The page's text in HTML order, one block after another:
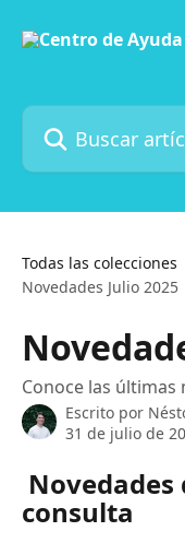
Buscar artículos...
Todas las colecciones
Novedades Julio 2025
Conoce las
Escrito por
31 de julio de
consulta